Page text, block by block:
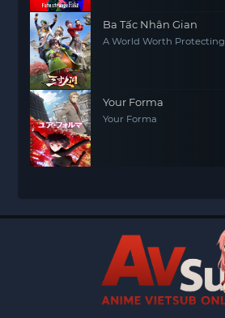
Ba Tấc Nhân Gian
A World Worth Protecting
Your Forma
Your Forma